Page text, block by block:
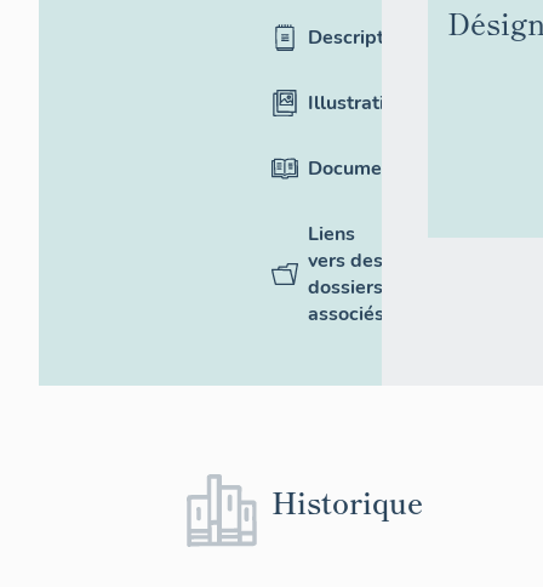
Description
Illustrations
Documentation
Liens
vers des
dossiers
associés
Historique